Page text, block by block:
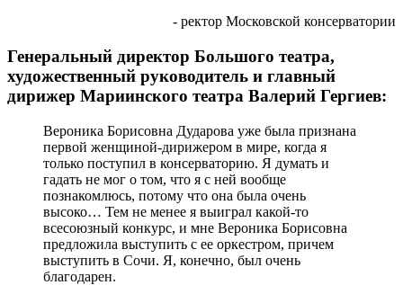
- ректор Московской консерватории
Генеральный директор Большого театра,
художественный руководитель и главный
дирижер Мариинского театра Валерий Гергиев:
Вероника Борисовна Дударова уже была признана
первой женщиной-дирижером в мире, когда я
только поступил в консерваторию. Я думать и
гадать не мог о том, что я с ней вообще
познакомлюсь, потому что она была очень
высоко… Тем не менее я выиграл какой-то
всесоюзный конкурс, и мне Вероника Борисовна
предложила выступить с ее оркестром, причем
выступить в Сочи. Я, конечно, был очень
благодарен.